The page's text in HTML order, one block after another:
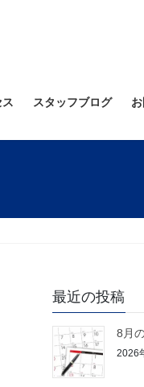
スタッフブログ
最近の投稿
8月
2026